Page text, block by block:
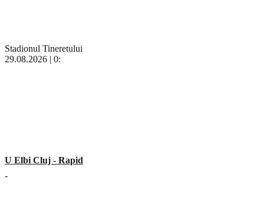
Stadionul Tineretului
29.08.2026 | 0:
U Elbi Cluj - Rapid
-